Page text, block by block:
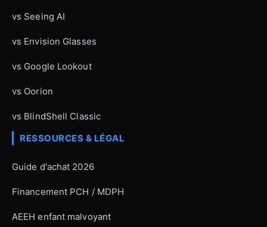
vs Seeing AI
vs Envision Glasses
vs Google Lookout
vs Oorion
vs BlindShell Classic
RESSOURCES & LÉGAL
Guide d'achat 2026
Financement PCH / MDPH
AEEH enfant malvoyant